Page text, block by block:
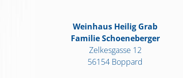
Weinhaus Heilig Grab
Familie Schoeneberger
Zelkesgasse 12
56154 Boppard